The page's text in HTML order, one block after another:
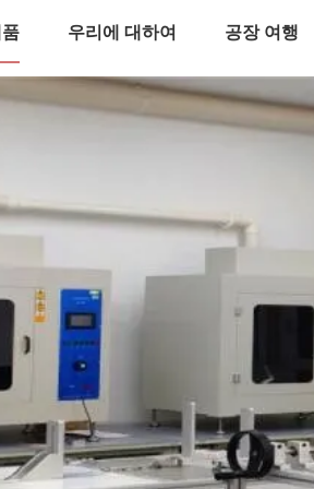
우리에 대하여 공장 여행